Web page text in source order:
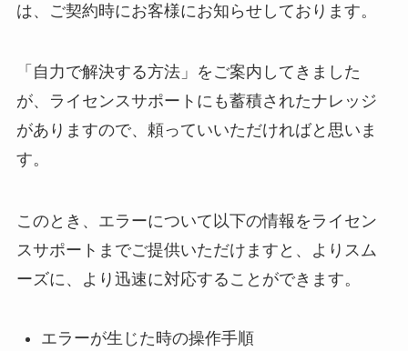
は、ご契約時にお客様にお知らせしております。
「自力で解決する方法」をご案内してきました
が、ライセンスサポートにも蓄積されたナレッジ
がありますので、頼っていいただければと思いま
す。
このとき、エラーについて以下の情報をライセン
スサポートまでご提供いただけますと、よりスム
ーズに、より迅速に対応することができます。
エラーが生じた時の操作手順